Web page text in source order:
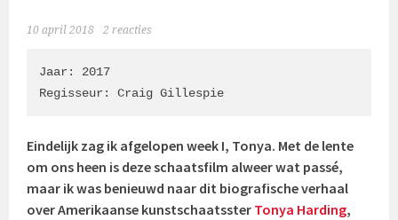
10 april 2018 2 reacties
Jaar: 2017
Regisseur: Craig Gillespie
Eindelijk zag ik afgelopen week I, Tonya. Met de lente
om ons heen is deze schaatsfilm alweer wat passé,
maar ik was benieuwd naar dit biografische verhaal
over Amerikaanse kunstschaatsster Tonya Harding,